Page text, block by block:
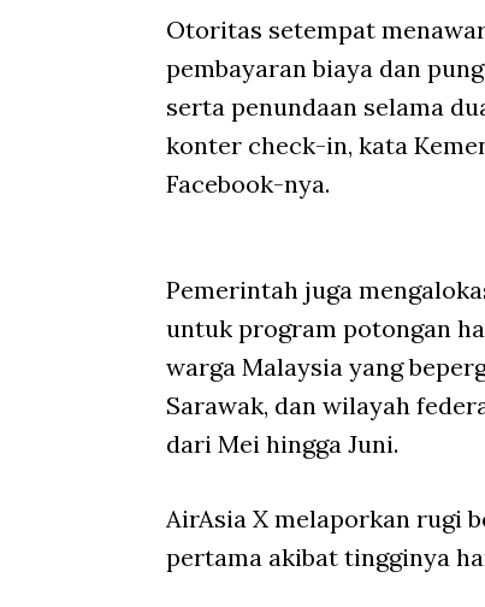
Otoritas setempat
pembayaran biaya dan
serta penundaan selama
konter check-in, kata
Facebook-nya.
Pemerintah juga
untuk program potongan
warga Malaysia yang
Sarawak, dan wilayah
dari Mei hingga Juni.
AirAsia X melaporkan rugi
pertama akibat tingginya